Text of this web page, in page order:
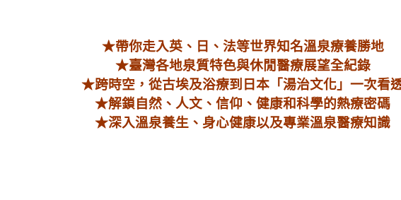
★帶你走入英、日、法等世界知名溫泉療養勝地
★臺灣各地泉質特色與休閒醫療展望全紀錄
★跨時空，從古埃及浴療到日本「湯治文化」一次看
★解鎖自然、人文、信仰、健康和科學的熱療密碼
★深入溫泉養生、身心健康以及專業溫泉醫療知識